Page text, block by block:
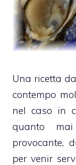
Una ricetta
contempo
nel caso in
quanto
provocante,
per venir